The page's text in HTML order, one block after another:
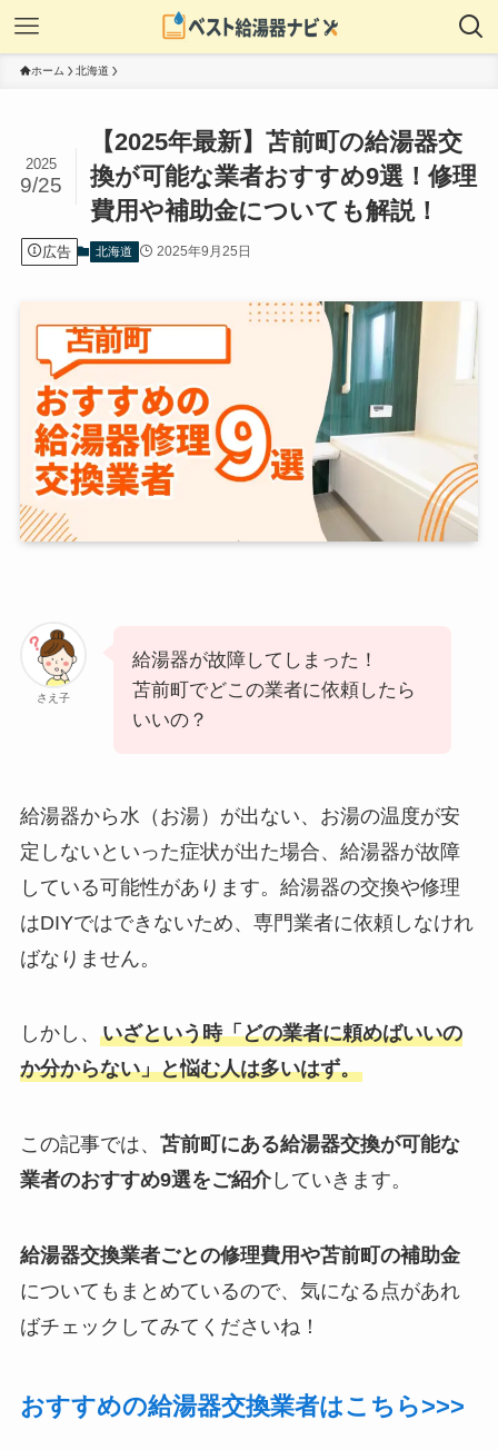
ホーム 北海道
【2025年最新】苫前町の給湯器交
換が可能な業者おすすめ9選！修理
費用や補助金についても解説！
2025
9/25
広告 北海道 2025年9月25日
さえ子
給湯器が故障してしまった！
苫前町でどこの業者に依頼したら
いいの？
給湯器から水（お湯）が出ない、お湯の温度が安
定しないといった症状が出た場合、給湯器が故障
している可能性があります。給湯器の交換や修理
はDIYではできないため、専門業者に依頼しなけれ
ばなりません。
しかし、 いざという時「どの業者に頼めばいいの
か分からない」と悩む人は多いはず。
この記事では、 苫前町にある給湯器交換が可能な
業者のおすすめ9選をご紹介していきます。
給湯器交換業者ごとの修理費用や苫前町の補助金
についてもまとめているので、気になる点があれ
ばチェックしてみてくださいね！
おすすめの給湯器交換業者はこちら>>>